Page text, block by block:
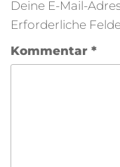
Deine E-Mail-
Erforderliche
Kommentar *